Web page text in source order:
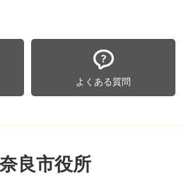
よくある質問
奈良市役所